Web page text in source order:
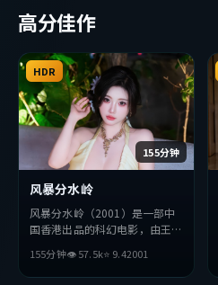
高分佳作
155分钟
HDR
风暴分水岭
风暴分水岭（2001）是一部中
国香港出品的科幻电影，由王家
井优等主演。影片在叙事与视听
上力求突破，探讨人性与抉择，
155分钟👁57.5k⭐ 9.42001